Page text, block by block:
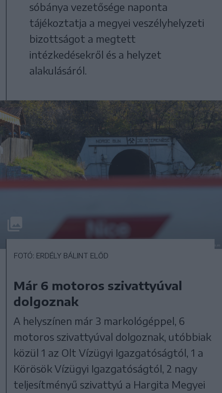
sóbánya vezetősége naponta
tájékoztatja a megyei veszélyhelyzeti
bizottságot a megtett
intézkedésekről és a helyzet
alakulásáról.
FOTÓ: ERDÉLY BÁLINT ELŐD
Már 6 motoros szivattyúval
dolgoznak
A helyszínen már 3 markológéppel, 6
motoros szivattyúval dolgoznak, utóbbiak
közül 1 az Olt Vízügyi Igazgatóságtól, 1 a
Körösök Vízügyi Igazgatóságtól, 2 nagy
teljesítményű szivattyú a Hargita Megyei